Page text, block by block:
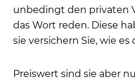
unbedingt den privaten
das Wort reden. Diese
sie versichern Sie, wie
Preiswert sind sie aber